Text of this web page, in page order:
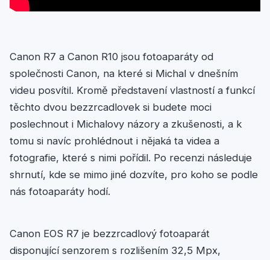
Canon R7 a Canon R10 jsou fotoaparáty od
společnosti Canon, na které si Michal v dnešním
videu posvítil. Kromě představení vlastností a funkcí
těchto dvou bezzrcadlovek si budete moci
poslechnout i Michalovy názory a zkušenosti, a k
tomu si navíc prohlédnout i nějaká ta videa a
fotografie, které s nimi pořídil. Po recenzi následuje
shrnutí, kde se mimo jiné dozvíte, pro koho se podle
nás fotoaparáty hodí.
Canon EOS R7 je bezzrcadlový fotoaparát
disponující senzorem s rozlišením 32,5 Mpx,